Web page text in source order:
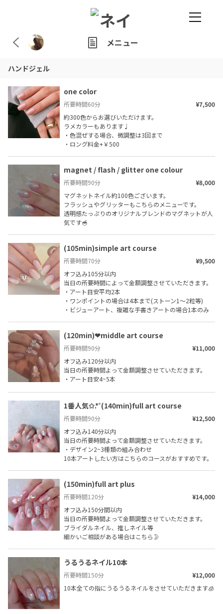
メニュー
ハンドジェル
one color
所要時間60分
¥7,500
約300色からお選びいただけます。
ラメカラーもあります♩
・色混ぜする場合、微調整は3回まで
・ロング料金+￥500
magnet / flash / glitter one colour
所要時間90分
¥8,000
マグネットネイル約100色ございます。
フラッシュやグリッターもこちらのメニューです。
透明感たっぷりのオリジナルブレンドのマグネットが人
気です🥣
(105min)simple art course
所要時間70分
¥9,500
オフ込み105分以内
当日の所要時間によって金額調整させていただきます。
・アート目安平均2本
・ワンポイントの場合は4本まで(ストーン1〜2粒等)
・ビジューアート、複雑な手書きアートの場合1本のみ
(120min)❤︎middle art course
所要時間90分
¥11,000
オフ込み120分以内
当日の所要時間よって金額調整させていただきます。
・アート目安4~5本
1番人気✩.*˚(140min)full art course
所要時間90分
¥12,500
オフ込み140分以内
当日の所要時間よって金額調整させていただきます。
・デザイン2~3種類の組み合わせ
10本アートしたい方はこちらのコースがおすすめです。
(150min)full art plus
所要時間120分
¥14,000
オフ込み150分間以内
当日の所要時間よって金額調整させていただきます。
ブライダルネイル、推しネイル等
細かいご相談がある場合はこちら🌛
うるうるネイル10本
所要時間150分
¥12,000
10本全ての指にうるうるネイルをさせていただきます🧊